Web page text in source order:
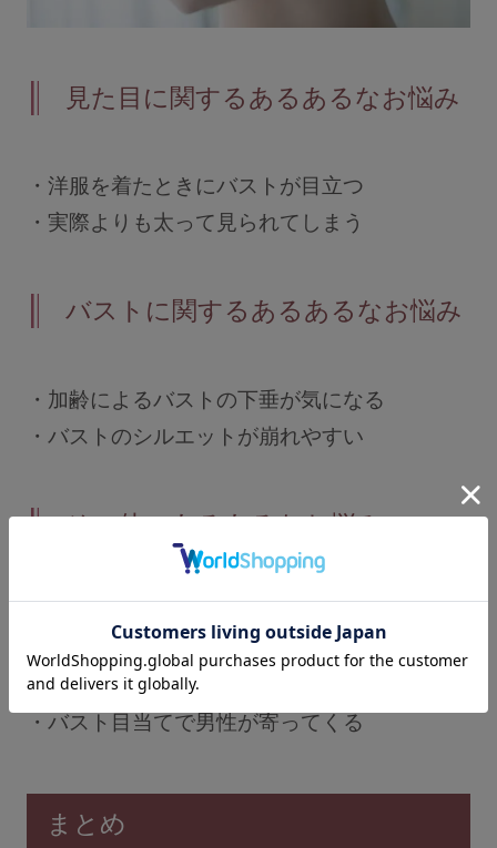
見た目に関するあるあるなお悩み
・洋服を着たときにバストが目立つ
・実際よりも太って見られてしまう
バストに関するあるあるなお悩み
・加齢によるバストの下垂が気になる
・バストのシルエットが崩れやすい
その他のあるあるなお悩み
・バストを気にして猫背になってしまう
・かわいいデザインのブラがない
・バスト目当てで男性が寄ってくる
まとめ